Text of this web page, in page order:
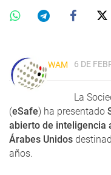
WAM 6 DE
La
(eSafe) ha presentado
abierto de inteligencia
Árabes Unidos
años.